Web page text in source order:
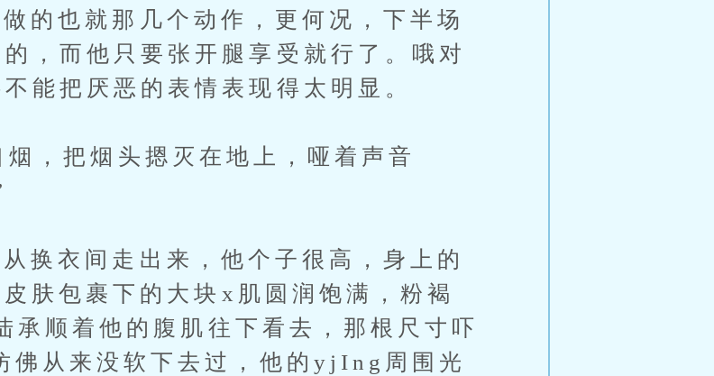
也就那几个动作，更何况，下半场
，而他只要张开腿享受就行了。哦对
能把厌恶的表情表现得太明显。
把烟头摁灭在地上，哑着声音
衣间走出来，他个子很高，身上的
肤包裹下的大块x肌圆润饱满，粉褐
承顺着他的腹肌往下看去，那根尺寸吓
佛从来没软下去过，他的yjIng周围光